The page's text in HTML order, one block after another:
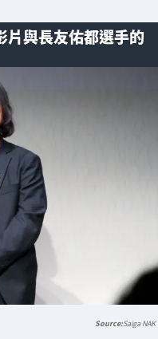
片與長友佑都選手的
Saiga NAK